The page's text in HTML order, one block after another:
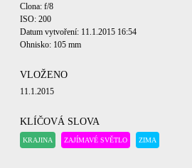
Clona: f/8
ISO: 200
Datum vytvoření: 11.1.2015 16:54
Ohnisko: 105 mm
VLOŽENO
11.1.2015
KLÍČOVÁ SLOVA
KRAJINA ZAJÍMAVÉ SVĚTLO ZIMA